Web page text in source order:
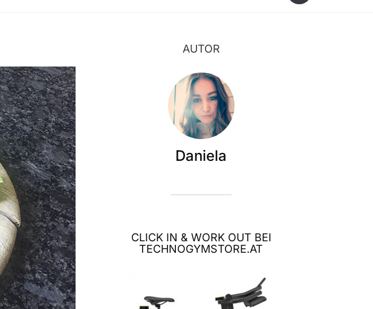
AUTOR
Daniela
CLICK IN & WORK OUT BEI
TECHNOGYMSTORE.AT